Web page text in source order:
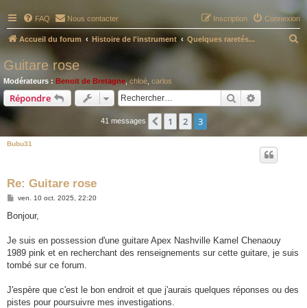
FAQ Nous contacter Connexion
Inscription
Accueil du forum Histoire de l'instrument Quelques raretés...
c
Guitare rose
Modérateurs : Benoit de Bretagne,chloé carlos
Répondre Rechercher
41 messages Précédent
1 2 3
Bubu31
Re: Guitare rose
M
s
g
ven. 10 oct. 2025, 22:20
Bonjour,
Je suis en possession d'une guitare Apex Nashville Kamel Chenaouy
1989 pink et en recherchant des renseignements sur cette guitare, je suis
tombé sur ce forum.
J'espère que c'est le bon endroit et que j'aurais quelques réponses ou des
pistes pour poursuivre mes investigations.